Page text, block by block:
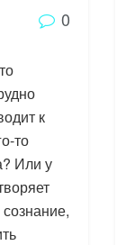
0
к
то
Или у